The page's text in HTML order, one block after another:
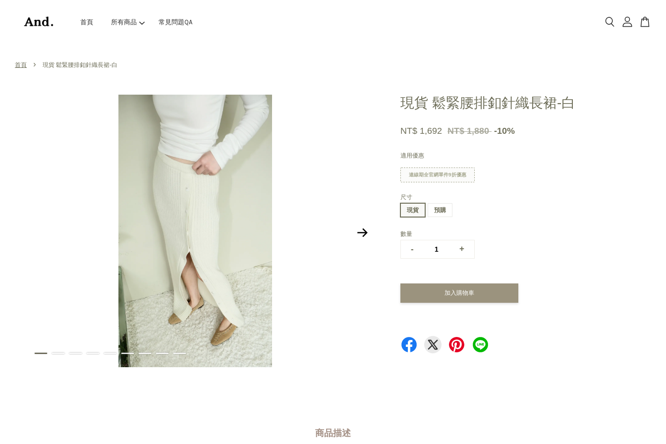
首頁 所有商品 常見問題QA
首頁 › 現貨 鬆緊腰排釦針織長裙-白
現貨 鬆緊腰排釦針織長裙-白
NT$ 1,692 NT$ 1,880 -10%
適用優惠
連線期全官網單件9折優惠
尺寸
現貨
預購
數量
- +
加入購物車
商品描述